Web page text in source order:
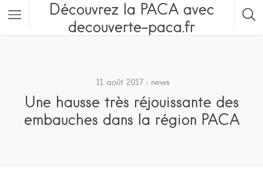
Découvrez la PACA avec
decouverte-paca.fr
Category
11 août 2017 news
Une hausse très réjouissante des
embauches dans la région PACA